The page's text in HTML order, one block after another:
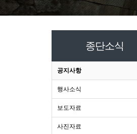
종단소식
공지사항
행사소식
보도자료
사진자료